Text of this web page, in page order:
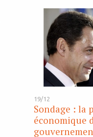
19/12
Sondage : la
économique